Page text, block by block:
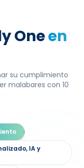
Oneen
su cumplimiento
malabares con 10
IA y